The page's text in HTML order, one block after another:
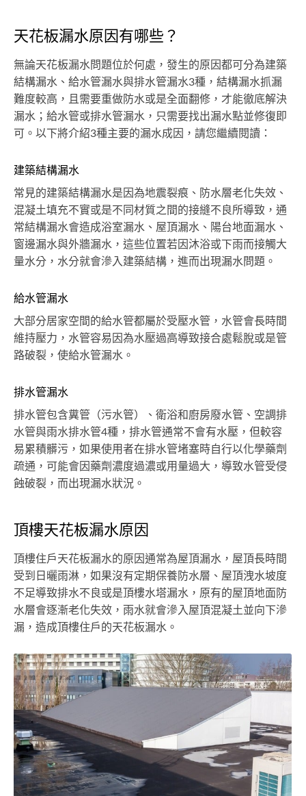
天花板漏水原因有哪些？
無論天花板漏水問題位於何處，發生的原因都可分為建築
結構漏水、給水管漏水與排水管漏水3種，結構漏水抓漏
難度較高，且需要重做防水或是全面翻修，才能徹底解決
漏水；給水管或排水管漏水，只需要找出漏水點並修復即
可。以下將介紹3種主要的漏水成因，請您繼續閱讀：
建築結構漏水
常見的建築結構漏水是因為地震裂痕、防水層老化失效、
混凝土填充不實或是不同材質之間的接縫不良所導致，通
常結構漏水會造成浴室漏水、屋頂漏水、陽台地面漏水、
窗邊漏水與外牆漏水，這些位置若因沐浴或下雨而接觸大
量水分，水分就會滲入建築結構，進而出現漏水問題。
給水管漏水
大部分居家空間的給水管都屬於受壓水管，水管會長時間
維持壓力，水管容易因為水壓過高導致接合處鬆脫或是管
路破裂，使給水管漏水。
排水管漏水
排水管包含糞管（污水管）、衛浴和廚房廢水管、空調排
水管與雨水排水管4種，排水管通常不會有水壓，但較容
易累積髒污，如果使用者在排水管堵塞時自行以化學藥劑
疏通，可能會因藥劑濃度過濃或用量過大，導致水管受侵
蝕破裂，而出現漏水狀況。
頂樓天花板漏水原因
頂樓住戶天花板漏水的原因通常為屋頂漏水，屋頂長時間
受到日曬雨淋，如果沒有定期保養防水層、屋頂洩水坡度
不足導致排水不良或是頂樓水塔漏水，原有的屋頂地面防
水層會逐漸老化失效，雨水就會滲入屋頂混凝土並向下滲
漏，造成頂樓住戶的天花板漏水。